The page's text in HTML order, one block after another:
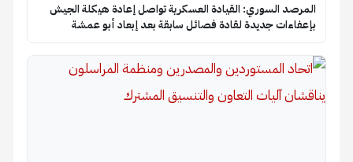
المرصد السوري: القيادة العسكرية تواصل إعادة هيكلة الجيش
بإعفاءات جديدة لقادة فصائل سابقة بعد إبعاد أبو عمشة